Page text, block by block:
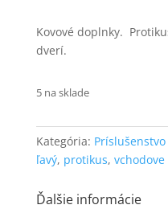
Kovové doplnky.
dverí.
5 na sklade
Kategória:
ľavý, protikus,
Ďalšie informácie